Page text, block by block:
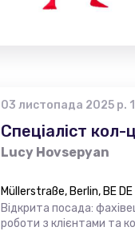
03 листопада 2025 р.
Спеціаліст кол-
Lucy Hovsepyan
Müllerstraße, Berlin, BE DE
Відкрита посада:
роботи з клієнтами та